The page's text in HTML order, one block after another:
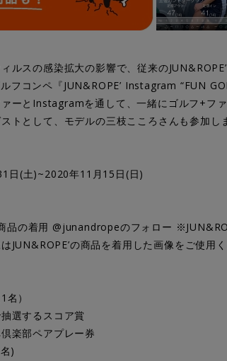
ルスの感染拡大の影響で、従来の
フコンペ『JUN&ROPE’ Instagram “FUN
ーとInstagramを通して、一緒にゴルフ+フ
トとして、モデルの三枝こころさんも参加し
日(土)~2020年11月15日(日)
品の着用 @junandropeのフォロー
JUN&ROPE’の商品を着用した画像をご使用く
）
選するスコア賞
楽部ペアプレー券
)